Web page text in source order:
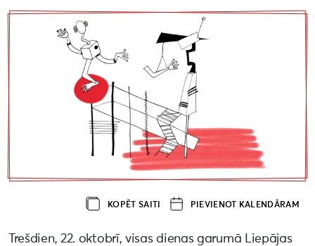
KOPĒT SAITI PIEVIENOT KALENDĀRAM
Trešdien, 22. oktobrī, visas dienas garumā Liepājas